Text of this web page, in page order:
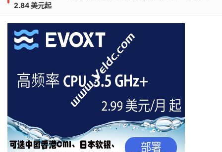
2.84 美元起